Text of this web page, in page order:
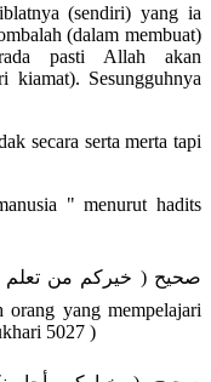
(sendiri) yang ia
(dalam membuat)
pasti Allah akan
kiamat). Sesungguhnya
secara serta merta tapi
" menurut hadits
5027 )